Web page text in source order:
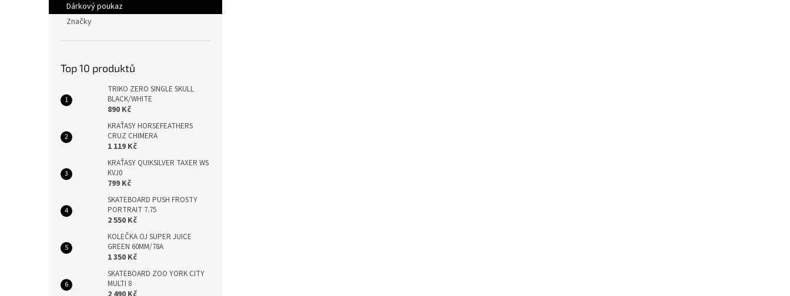
Dárkový poukaz
Značky
Top 10 produktů
TRIKO ZERO SINGLE SKULL
BLACK/WHITE
890 Kč
KRAŤASY HORSEFEATHERS
CRUZ CHIMERA
1 119 Kč
KRAŤASY QUIKSILVER TAXER WS
KVJ0
799 Kč
SKATEBOARD PUSH FROSTY
PORTRAIT 7.75
2 550 Kč
KOLEČKA OJ SUPER JUICE
GREEN 60MM/78A
1 350 Kč
SKATEBOARD ZOO YORK CITY
MULTI 8